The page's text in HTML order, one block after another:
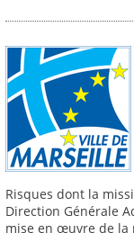
Risques dont la
Direction Générale
mise en œuvre de la